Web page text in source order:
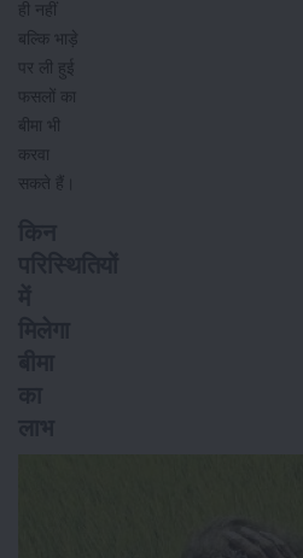
ही नहीं
बल्कि भाड़े
पर ली हुई
फसलों का
बीमा भी
करवा
सकते हैं।